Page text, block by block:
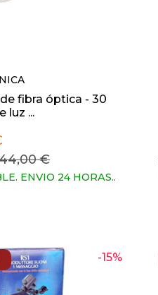
fibra óptica - 30
luz ...
€
ENVIO 24 HORAS..
-15%